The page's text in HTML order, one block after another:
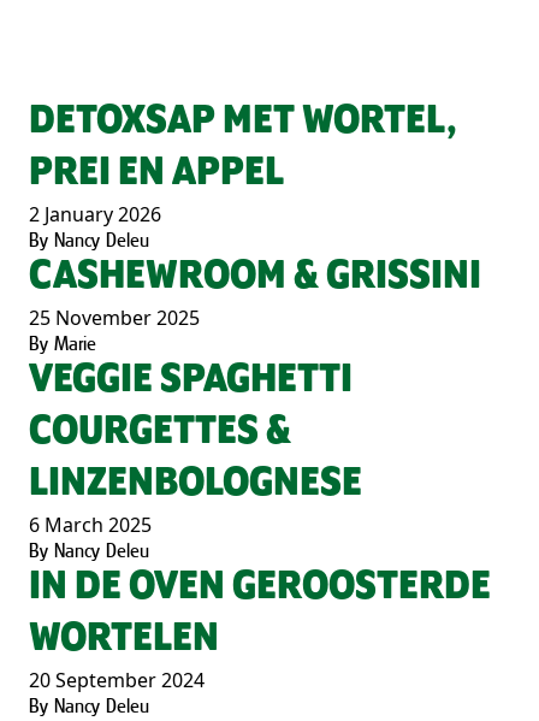
DETOXSAP MET WORTEL,
PREI EN APPEL
2 January 2026
By Nancy Deleu
CASHEWROOM & GRISSINI
25 November 2025
By Marie
VEGGIE SPAGHETTI
COURGETTES &
LINZENBOLOGNESE
6 March 2025
By Nancy Deleu
IN DE OVEN GEROOSTERDE
WORTELEN
20 September 2024
By Nancy Deleu